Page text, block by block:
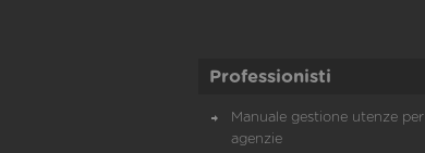
Professionisti
Manuale gestione utenze per
agenzie